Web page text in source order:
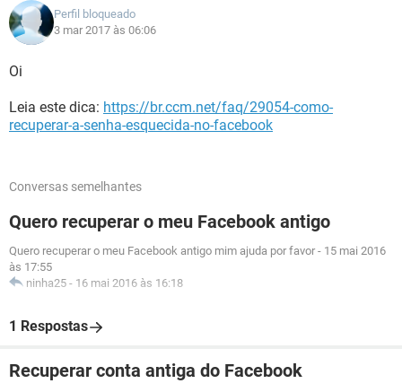
Perfil bloqueado
3 mar 2017 às 06:06
Oi
Leia este dica: https://br.ccm.net/faq/29054-como-
recuperar-a-senha-esquecida-no-facebook
Conversas semelhantes
Quero recuperar o meu Facebook antigo
Quero recuperar o meu Facebook antigo mim ajuda por favor - 15 mai 2016
às 17:55
ninha25 - 16 mai 2016 às 16:18
1 Respostas
Recuperar conta antiga do Facebook